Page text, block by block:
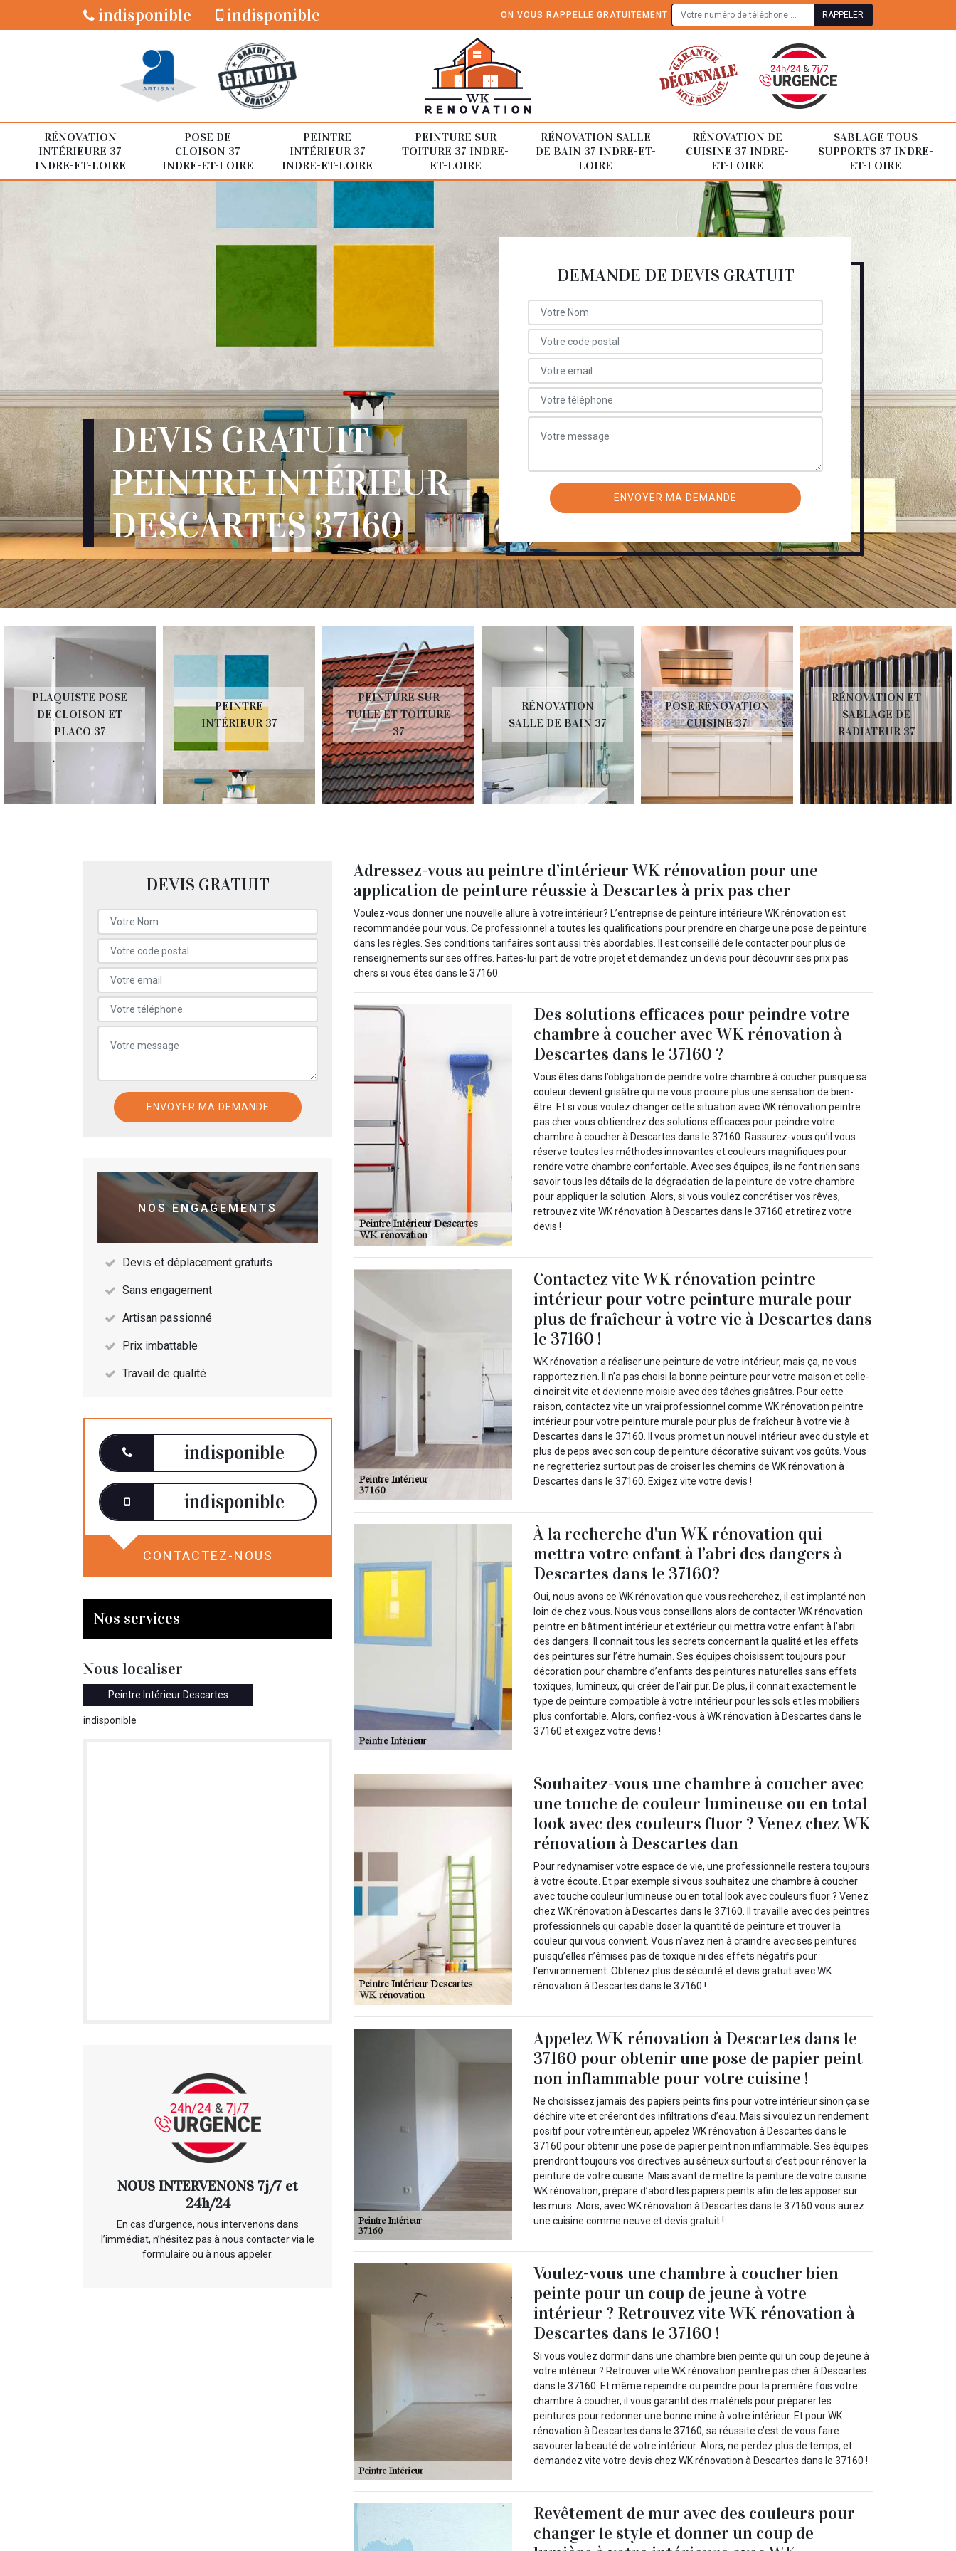
indisponible indisponible ON VOUS RAPPELLE GRATUITEMENT
RÉNOVATION
INTÉRIEURE 37
INDRE-ET-LOIRE
POSE DE
CLOISON 37
INDRE-ET-LOIRE
PEINTRE
INTÉRIEUR 37
INDRE-ET-LOIRE
PEINTURE SUR
TOITURE 37 INDRE-
ET-LOIRE
RÉNOVATION SALLE
DE BAIN 37 INDRE-ET-
LOIRE
RÉNOVATION DE
CUISINE 37 INDRE-
ET-LOIRE
SABLAGE TOUS
SUPPORTS 37 INDRE-
ET-LOIRE
DEVIS GRATUIT
PEINTRE INTÉRIEUR
DESCARTES 37160
DEMANDE DE DEVIS GRATUIT
PLAQUISTE POSE
DE CLOISON ET
PLACO 37
PEINTRE
INTÉRIEUR 37
PEINTURE SUR
TUILE ET TOITURE
37
RÉNOVATION
SALLE DE BAIN 37
POSE RÉNOVATION
CUISINE 37
RÉNOVATION ET
SABLAGE DE
RADIATEUR 37
DEVIS GRATUIT
NOS ENGAGEMENTS
Devis et déplacement gratuits
Sans engagement
Artisan passionné
Prix imbattable
Travail de qualité
indisponible
indisponible
CONTACTEZ-NOUS
Nos services
Nous localiser
Peintre Intérieur Descartes
indisponible
NOUS INTERVENONS 7j/7 et
24h/24
En cas d’urgence, nous intervenons dans
l’immédiat, n’hésitez pas à nous contacter via le
formulaire ou à nous appeler.
Adressez-vous au peintre d’intérieur WK rénovation pour une
application de peinture réussie à Descartes à prix pas cher
Voulez-vous donner une nouvelle allure à votre intérieur? L’entreprise de peinture intérieure WK rénovation est
recommandée pour vous. Ce professionnel a toutes les qualifications pour prendre en charge une pose de peinture
dans les règles. Ses conditions tarifaires sont aussi très abordables. Il est conseillé de le contacter pour plus de
renseignements sur ses offres. Faites-lui part de votre projet et demandez un devis pour découvrir ses prix pas
chers si vous êtes dans le 37160.
Des solutions efficaces pour peindre votre
chambre à coucher avec WK rénovation à
Descartes dans le 37160 ?
Vous êtes dans l’obligation de peindre votre chambre à coucher puisque sa
couleur devient grisâtre qui ne vous procure plus une sensation de bien-
être. Et si vous voulez changer cette situation avec WK rénovation peintre
pas cher vous obtiendrez des solutions efficaces pour peindre votre
chambre à coucher à Descartes dans le 37160. Rassurez-vous qu’il vous
réserve toutes les méthodes innovantes et couleurs magnifiques pour
rendre votre chambre confortable. Avec ses équipes, ils ne font rien sans
savoir tous les détails de la dégradation de la peinture de votre chambre
pour appliquer la solution. Alors, si vous voulez concrétiser vos rêves,
retrouvez vite WK rénovation à Descartes dans le 37160 et retirez votre
devis !
Contactez vite WK rénovation peintre
intérieur pour votre peinture murale pour
plus de fraîcheur à votre vie à Descartes dans
le 37160 !
WK rénovation a réaliser une peinture de votre intérieur, mais ça, ne vous
rapportez rien. Il n’a pas choisi la bonne peinture pour votre maison et celle-
ci noircit vite et devienne moisie avec des tâches grisâtres. Pour cette
raison, contactez vite un vrai professionnel comme WK rénovation peintre
intérieur pour votre peinture murale pour plus de fraîcheur à votre vie à
Descartes dans le 37160. Il vous promet un nouvel intérieur avec du style et
plus de peps avec son coup de peinture décorative suivant vos goûts. Vous
ne regretteriez surtout pas de croiser les chemins de WK rénovation à
Descartes dans le 37160. Exigez vite votre devis !
À la recherche d'un WK rénovation qui
mettra votre enfant à l’abri des dangers à
Descartes dans le 37160?
Oui, nous avons ce WK rénovation que vous recherchez, il est implanté non
loin de chez vous. Nous vous conseillons alors de contacter WK rénovation
peintre en bâtiment intérieur et extérieur qui mettra votre enfant à l’abri
des dangers. Il connait tous les secrets concernant la qualité et les effets
des peintures sur l’être humain. Ses équipes choisissent toujours pour
décoration pour chambre d’enfants des peintures naturelles sans effets
toxiques, lumineux, qui créer de l’air pur. De plus, il connait exactement le
type de peinture compatible à votre intérieur pour les sols et les mobiliers
plus confortable. Alors, confiez-vous à WK rénovation à Descartes dans le
37160 et exigez votre devis !
Souhaitez-vous une chambre à coucher avec
une touche de couleur lumineuse ou en total
look avec des couleurs fluor ? Venez chez WK
rénovation à Descartes dan
Pour redynamiser votre espace de vie, une professionnelle restera toujours
à votre écoute. Et par exemple si vous souhaitez une chambre à coucher
avec touche couleur lumineuse ou en total look avec couleurs fluor ? Venez
chez WK rénovation à Descartes dans le 37160. Il travaille avec des peintres
professionnels qui capable doser la quantité de peinture et trouver la
couleur qui vous convient. Vous n’avez rien à craindre avec ses peintures
puisqu’elles n’émises pas de toxique ni des effets négatifs pour
l’environnement. Obtenez plus de sécurité et devis gratuit avec WK
rénovation à Descartes dans le 37160 !
Appelez WK rénovation à Descartes dans le
37160 pour obtenir une pose de papier peint
non inflammable pour votre cuisine !
Ne choisissez jamais des papiers peints fins pour votre intérieur sinon ça se
déchire vite et créeront des infiltrations d’eau. Mais si voulez un rendement
positif pour votre intérieur, appelez WK rénovation à Descartes dans le
37160 pour obtenir une pose de papier peint non inflammable. Ses équipes
prendront toujours vos directives au sérieux surtout si c’est pour rénover la
peinture de votre cuisine. Mais avant de mettre la peinture de votre cuisine
WK rénovation, prépare d’abord les papiers peints afin de les apposer sur
les murs. Alors, avec WK rénovation à Descartes dans le 37160 vous aurez
une cuisine comme neuve et devis gratuit !
Voulez-vous une chambre à coucher bien
peinte pour un coup de jeune à votre
intérieur ? Retrouvez vite WK rénovation à
Descartes dans le 37160 !
Si vous voulez dormir dans une chambre bien peinte qui un coup de jeune à
votre intérieur ? Retrouver vite WK rénovation peintre pas cher à Descartes
dans le 37160. Et même repeindre ou peindre pour la première fois votre
chambre à coucher, il vous garantit des matériels pour préparer les
peintures pour redonner une bonne mine à votre intérieur. Et pour WK
rénovation à Descartes dans le 37160, sa réussite c’est de vous faire
savourer la beauté de votre intérieur. Alors, ne perdez plus de temps, et
demandez vite votre devis chez WK rénovation à Descartes dans le 37160 !
Revêtement de mur avec des couleurs pour
changer le style et donner un coup de